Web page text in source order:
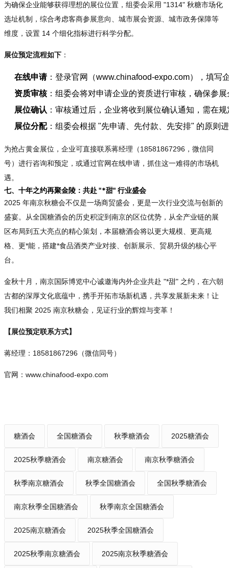
为确保企业能够获得理想的展位位置，组委会采用 "1314" 秋糖市场化
选址机制，综合考虑客商参展意向、城市展会资源、城市政务保障等
维度，设置 14 个细化指标进行科学分配。
展位预定流程如下 ：
在线申请：登录官网（www.chinafood-expo.com），填写
资质审核：组委会将对申请企业的资质进行审核，确保参
展位确认 ：审核通过后，企业将收到展位确认通知，需在
展位分配：组委会根据 "先申请、先付款、先安排" 的原则
为抢占黄金展位，企业可直接联系蒋经理（18581867296，微信同
号）进行咨询和预定，或通过官网在线申请，抓住这一难得的市场机
遇。
七、十年之约再聚金陵：共赴 "*甜" 行业盛会
2025 年南京秋糖会不仅是一场商贸盛会，更是一次行业交流与创新的
盛宴。从全国糖酒会的历史积淀到南京的区位优势，从全产业链的展
区布局到五大亮点的精心策划，本届糖酒会将以更大规模、更高规
格、更*能，搭建*食品酒类产业对接、创新展示、贸易升级的核心平
台。
金秋十月，南京国际博览中心诚邀海内外企业共赴 "*甜" 之约，在六朝
古都的深厚文化底蕴中，携手开拓市场新机遇，共享发展新未来！让
我们相聚 2025 南京秋糖会，见证行业的辉煌与变革！
【展位预定联系方式】
蒋经理：18581867296（微信同号）
官网：www.chinafood-expo.com
糖酒会 全国糖酒会 秋季糖酒会 2025糖酒会
2025秋季糖酒会 南京糖酒会 南京秋季糖酒会
秋季南京糖酒会 秋季全国糖酒会 全国秋季糖酒会
南京秋季全国糖酒会 秋季南京全国糖酒会
2025南京糖酒会 2025秋季全国糖酒会
2025秋季南京糖酒会 2025南京秋季糖酒会